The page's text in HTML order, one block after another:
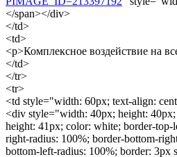
</span></div>
</td>
<td>
<p>Комплексное воздействие на
</td>
</tr>
<tr>
<td style="width: 60px; text-align:
<div style="width: 40px; height:
height: 41px; color: white; border-top-
right-radius: 100%; border-bottom-
bottom-left-radius: 100%; border: 3px